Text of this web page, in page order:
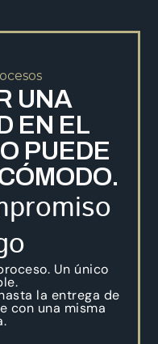
UNA
EN EL
PUEDE
Un único
la entrega de
con una misma